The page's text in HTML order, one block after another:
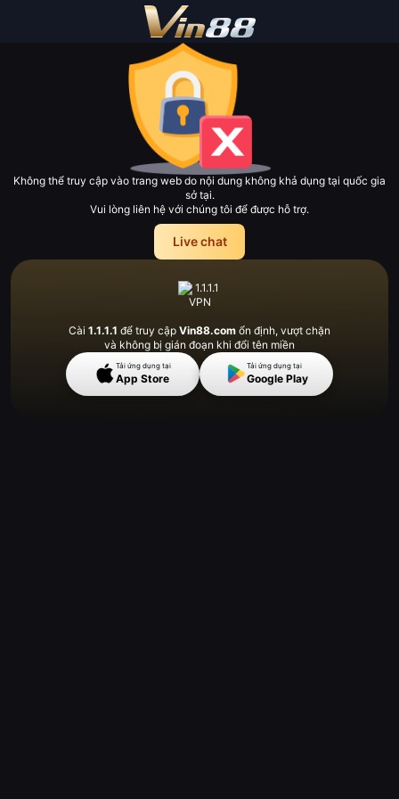
Không thể truy cập vào trang web do nội dung không khả dụng tại quốc gia
sở tại.
Vui lòng liên hệ với chúng tôi để được hỗ trợ.
Live chat
Cài 1.1.1.1 để truy cập Vin88.com ổn định, vượt chặn
và không bị gián đoạn khi đổi tên miền
Tải ứng dụng tại
App Store
Tải ứng dụng tại
Google Play